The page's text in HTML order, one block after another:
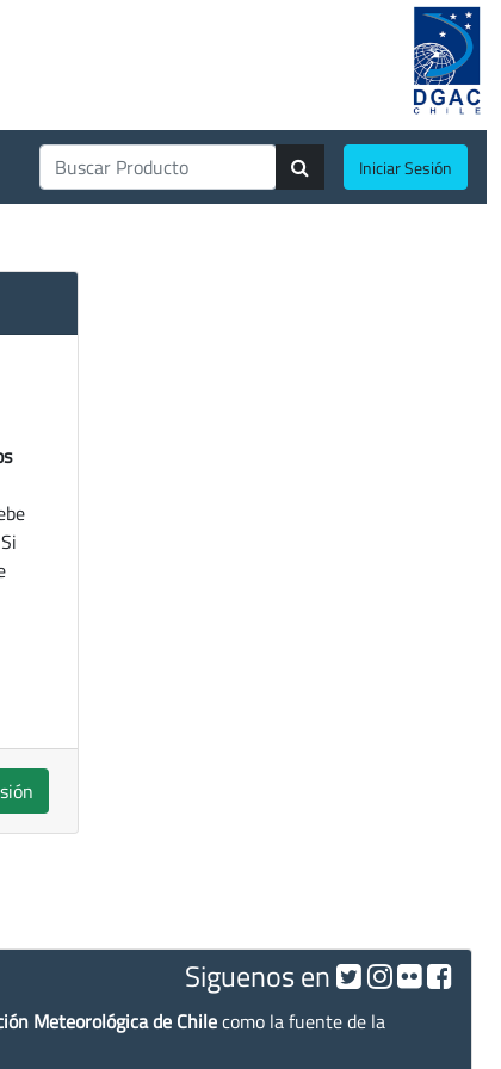
Iniciar Sesión
Siguenos en
Meteorológica de Chilecomo la fuente de la